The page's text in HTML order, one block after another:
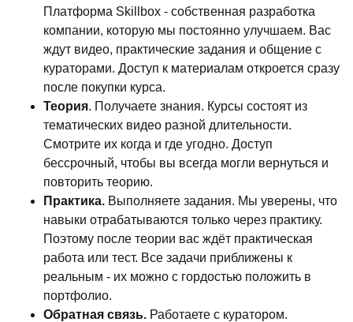
Платформа Skillbox - собственная разработка
компании, которую мы постоянно улучшаем. Вас
ждут видео, практические задания и общение с
кураторами. Доступ к материалам откроется сразу
после покупки курса.
Теория. Получаете знания. Курсы состоят из
тематических видео разной длительности.
Смотрите их когда и где угодно. Доступ
бессрочный, чтобы вы всегда могли вернуться и
повторить теорию.
Практика. Выполняете задания. Мы уверены, что
навыки отрабатываются только через практику.
Поэтому после теории вас ждёт практическая
работа или тест. Все задачи приближены к
реальным - их можно с гордостью положить в
портфолио.
Обратная связь. Работаете с куратором.